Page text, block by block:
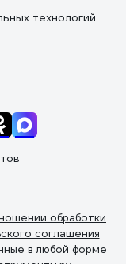
технологий
обработки
соглашения
в любой форме